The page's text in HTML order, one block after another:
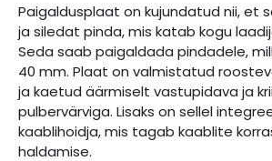
Paigaldusplaat on kujundatud nii, et
ja siledat pinda, mis katab kogu
Seda saab paigaldada pindadele,
40 mm. Plaat on valmistatud
ja kaetud äärmiselt vastupidava ja
pulbervärviga. Lisaks on sellel
kaablihoidja, mis tagab kaablite
haldamise.